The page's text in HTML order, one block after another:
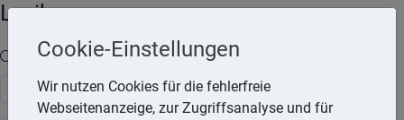
Lexika
Volltext-Suche in den Lexika
Suchen
Cookie-Einstellungen
Wir nutzen Cookies für die fehlerfreie
Webseitenanzeige, zur Zugriffsanalyse und für